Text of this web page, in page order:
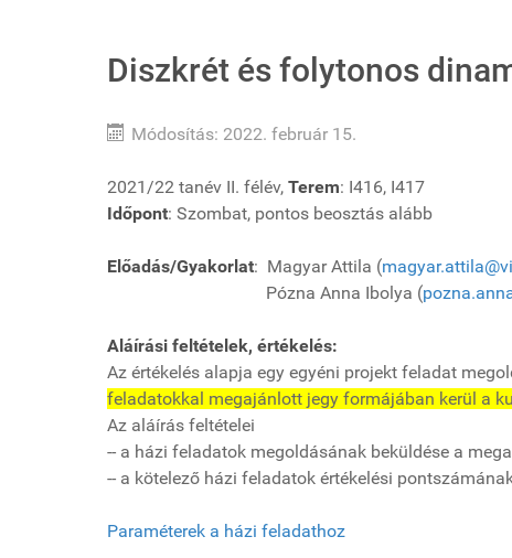
Diszkrét és folytonos
Módosítás: 2022. február 15.
2021/22 tanév II. félév, Terem: I416, I417
Időpont: Szombat, pontos beosztás alább
Előadás/Gyakorlat: Magyar Attila (
Pózna Anna Ibolya (
Aláírási feltételek, értékelés:
Az értékelés alapja egy egyéni projekt feladat
feladatokkal megajánlott jegy formájában kerül a
Az aláírás feltételei
-- a házi feladatok megoldásának beküldése a
-- a kötelező házi feladatok értékelési
Paraméterek a házi feladathoz